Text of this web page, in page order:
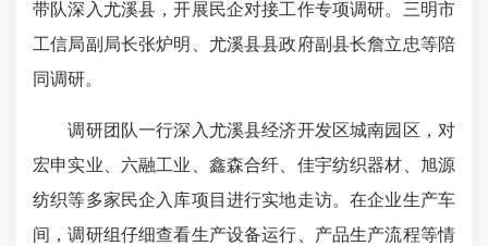
带队深入尤溪县，开展民企对接工作专项调研。三明市
工信局副局长张炉明、尤溪县县政府副县长詹立忠等陪
同调研。
调研团队一行深入尤溪县经济开发区城南园区，对
宏申实业、六融工业、鑫森合纤、佳宇纺织器材、旭源
纺织等多家民企入库项目进行实地走访。在企业生产车
间，调研组仔细查看生产设备运行、产品生产流程等情